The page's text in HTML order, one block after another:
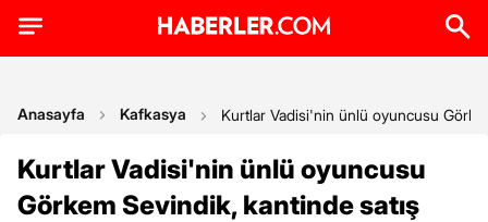
Anasayfa Kafkasya Kurtlar Vadisi'nin ünlü oyuncusu
Kurtlar Vadisi'nin ünlü oyuncusu
Görkem Sevindik, kantinde satış